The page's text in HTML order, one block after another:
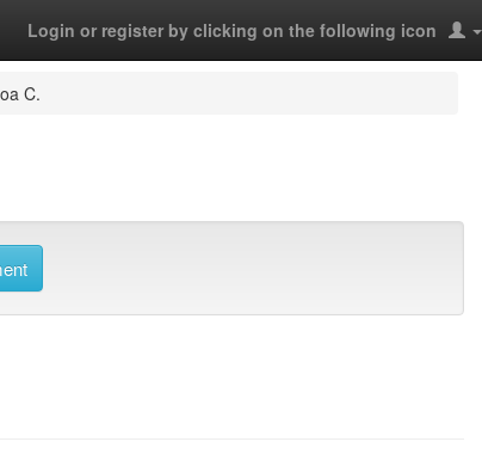
Login or register by clicking on the following icon
C.